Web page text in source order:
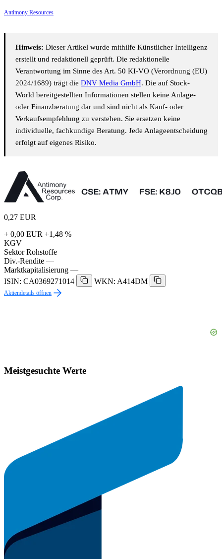
Antimony Resources
Hinweis: Dieser Artikel wurde mithilfe Künstlicher Intelligenz
erstellt und redaktionell geprüft. Die redaktionelle
Verantwortung im Sinne des Art. 50 KI-VO (Verordnung (EU)
2024/1689) trägt die DNV Media GmbH. Die auf Stock-
World bereitgestellten Informationen stellen keine Anlage-
oder Finanzberatung dar und sind nicht als Kauf- oder
Verkaufsempfehlung zu verstehen. Sie ersetzen keine
individuelle, fachkundige Beratung. Jede Anlageentscheidung
erfolgt auf eigenes Risiko.
0,27 EUR
+ 0,00 EUR +1,48 %
KGV —
Sektor Rohstoffe
Div.-Rendite —
Marktkapitalisierung —
ISIN: CA0369271014
WKN: A414DM
Aktiendetails öffnen
Meistgesuchte Werte